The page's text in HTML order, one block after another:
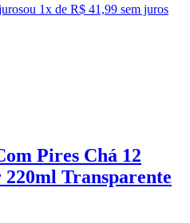
ou 1x de R$ 41,99 sem juros
Pires Chá 12
Transparente